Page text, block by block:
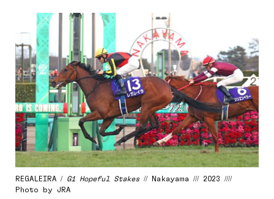
REGALEIRA / G1 Hopeful Stakes// Nakayama /// 2023 ////
Photo by JRA